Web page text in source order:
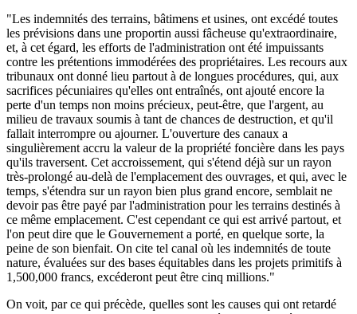
"Les indemnités des terrains, bâtimens et usines, ont excédé toutes
les prévisions dans une proportin aussi fâcheuse qu'extraordinaire,
et, à cet égard, les efforts de l'administration ont été impuissants
contre les prétentions immodérées des propriétaires. Les recours aux
tribunaux ont donné lieu partout à de longues procédures, qui, aux
sacrifices pécuniaires qu'elles ont entraînés, ont ajouté encore la
perte d'un temps non moins précieux, peut-être, que l'argent, au
milieu de travaux soumis à tant de chances de destruction, et qu'il
fallait interrompre ou ajourner. L'ouverture des canaux a
singulièrement accru la valeur de la propriété foncière dans les pays
qu'ils traversent. Cet accroissement, qui s'étend déjà sur un rayon
très-prolongé au-delà de l'emplacement des ouvrages, et qui, avec le
temps, s'étendra sur un rayon bien plus grand encore, semblait ne
devoir pas être payé par l'administration pour les terrains destinés à
ce même emplacement. C'est cependant ce qui est arrivé partout, et
l'on peut dire que le Gouvernement a porté, en quelque sorte, la
peine de son bienfait. On cite tel canal où les indemnités de toute
nature, évaluées sur des bases équitables dans les projets primitifs à
1,500,000 francs, excéderont peut être cinq millions."
On voit, par ce qui précède, quelles sont les causes qui ont retardé